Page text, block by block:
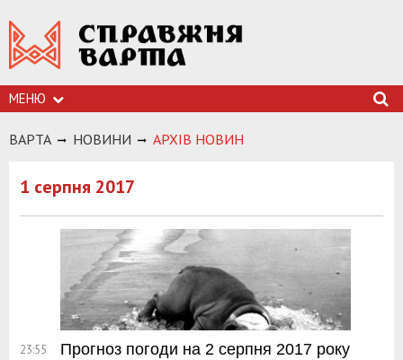
МЕНЮ
ВАРТА НОВИНИ АРХIВ НОВИН
1 серпня 2017
23:55 Прогноз погоди на 2 серпня 2017 року